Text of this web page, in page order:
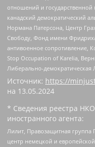
отношений и
канадский демократический
Нормана Патерсона, Центр
Свободу, Фонд имени
антивоенное сопротивление,
Stop Occupation of Karelia,
Либерально-демократическая
Источник: https://
на 13.05.2024
* Сведения реестра
иностранного агента:
Лилит, Правозащитная
центр немецкой и